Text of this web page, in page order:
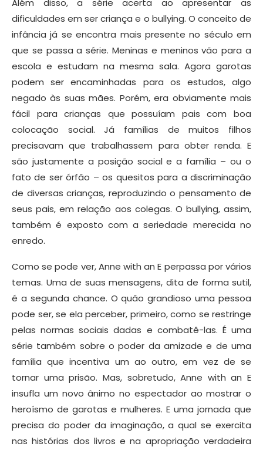
Além disso, a série acerta ao apresentar as
dificuldades em ser criança e o bullying. O conceito de
infância já se encontra mais presente no século em
que se passa a série. Meninas e meninos vão para a
escola e estudam na mesma sala. Agora garotas
podem ser encaminhadas para os estudos, algo
negado às suas mães. Porém, era obviamente mais
fácil para crianças que possuíam pais com boa
colocação social. Já famílias de muitos filhos
precisavam que trabalhassem para obter renda. E
são justamente a posição social e a família – ou o
fato de ser órfão – os quesitos para a discriminação
de diversas crianças, reproduzindo o pensamento de
seus pais, em relação aos colegas. O bullying, assim,
também é exposto com a seriedade merecida no
enredo.
Como se pode ver, Anne with an E perpassa por vários
temas. Uma de suas mensagens, dita de forma sutil,
é a segunda chance. O quão grandioso uma pessoa
pode ser, se ela perceber, primeiro, como se restringe
pelas normas sociais dadas e combatê-las. É uma
série também sobre o poder da amizade e de uma
família que incentiva um ao outro, em vez de se
tornar uma prisão. Mas, sobretudo, Anne with an E
insufla um novo ânimo no espectador ao mostrar o
heroísmo de garotas e mulheres. E uma jornada que
precisa do poder da imaginação, a qual se exercita
nas histórias dos livros e na apropriação verdadeira